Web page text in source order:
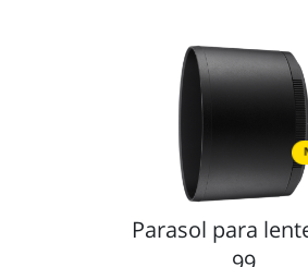
Parasol para